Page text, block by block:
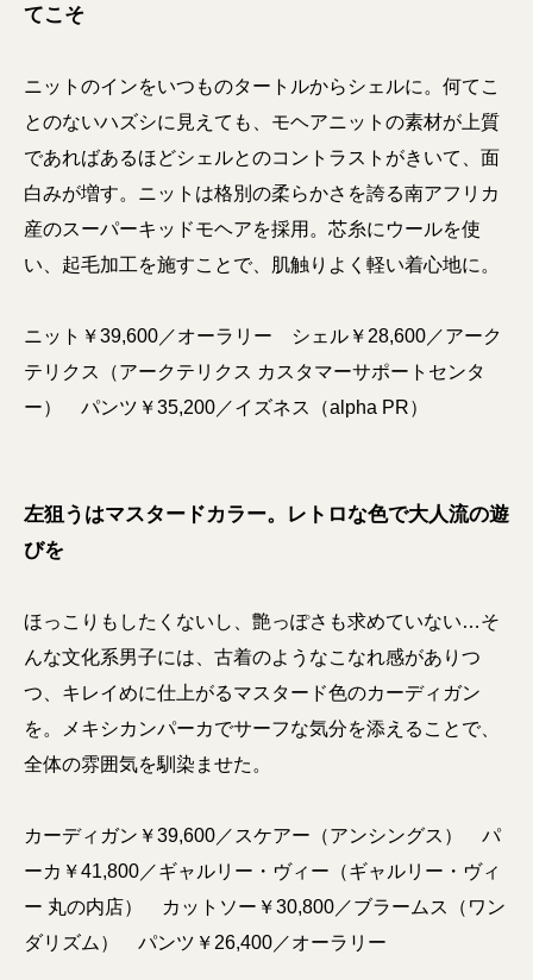
てこそ
ニットのインをいつものタートルからシェルに。何てこ
とのないハズシに見えても、モヘアニットの素材が上質
であればあるほどシェルとのコントラストがきいて、面
白みが増す。ニットは格別の柔らかさを誇る南アフリカ
産のスーパーキッドモヘアを採用。芯⽷にウールを使
い、起⽑加⼯を施すことで、肌触りよく軽い着心地に。
ニット￥39,600／オーラリー シェル￥28,600／アーク
テリクス（アークテリクス カスタマーサポートセンタ
ー） パンツ￥35,200／イズネス（alpha PR）
左狙うはマスタードカラー。レトロな色で大人流の遊
びを
ほっこりもしたくないし、艶っぽさも求めていない…そ
んな文化系男子には、古着のようなこなれ感がありつ
つ、キレイめに仕上がるマスタード色のカーディガン
を。メキシカンパーカでサーフな気分を添えることで、
全体の雰囲気を馴染ませた。
カーディガン￥39,600／スケアー（アンシングス） パ
ーカ￥41,800／ギャルリー・ヴィー（ギャルリー・ヴィ
ー 丸の内店） カットソー￥30,800／ブラームス（ワン
ダリズム） パンツ￥26,400／オーラリー